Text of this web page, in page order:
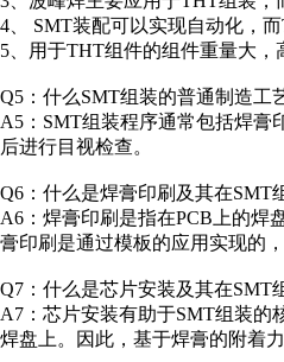
4、 SMT装配可以实现自动化，
5、用于THT组件的组件重量大
Q5：什么SMT组装的普通制造工
A5：SMT组装程序通常包括焊膏
后进行目视检查。
Q6：什么是焊膏印刷及其在SMT
A6：焊膏印刷是指在PCB上的焊
膏印刷是通过模板的应用实现的
Q7：什么是芯片安装及其在SMT
A7：芯片安装有助于SMT组装的
焊盘上。因此，基于焊膏的附着